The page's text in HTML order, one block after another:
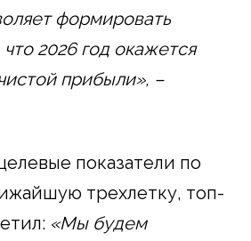
формировать
2026 год окажется
прибыли», –
показатели по
трехлетку, топ-
«Мы будем